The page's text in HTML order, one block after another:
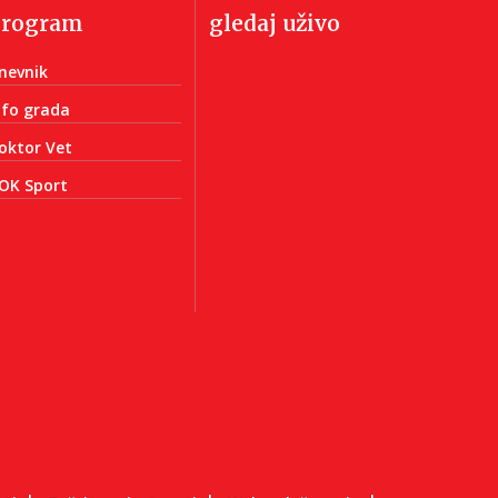
grada
Vet
Sport
gledaj uživo